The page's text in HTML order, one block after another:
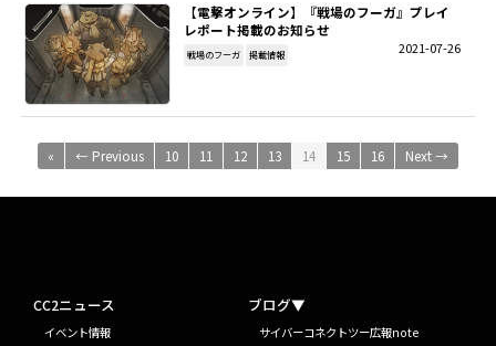
【電撃オンライン】『戦場のフーガ』プレイ
レポート掲載のお知らせ
2021-07-26
戦場のフーガ 掲載情報
« ← Previous 10 11 12 13 14 15 16 Next →
CC2ニュース
イベント情報
ブログ▼
サイバーコネクトツー広報note